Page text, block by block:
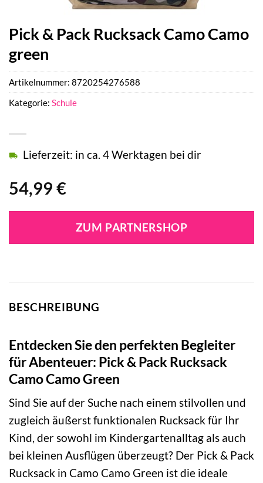
Pick & Pack Rucksack Camo Camo
green
54,99 €
Lieferzeit: in ca. 4 Werktagen bei dir
ZUM PARTNERSHOP
Artikelnummer: 8720254276588
Kategorie: Schule
BESCHREIBUNG
Entdecken Sie den perfekten Begleiter
für Abenteuer: Pick & Pack Rucksack
Camo Camo Green
Sind Sie auf der Suche nach einem stilvollen und
zugleich äußerst funktionalen Rucksack für Ihr
Kind, der sowohl im Kindergartenalltag als auch
bei kleinen Ausflügen überzeugt? Der Pick & Pack
Rucksack in Camo Camo Green ist die ideale